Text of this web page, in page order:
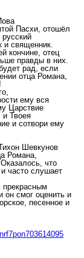
Пасхи, отошёл
и священник.
кончине, отец
правды в них.
рад, если
отца Романа,
ему вся
Царствие
и Твоея
и сотвори ему
Шевкунов
Романа,
что
часто слушает
смог оценить и
песенное и